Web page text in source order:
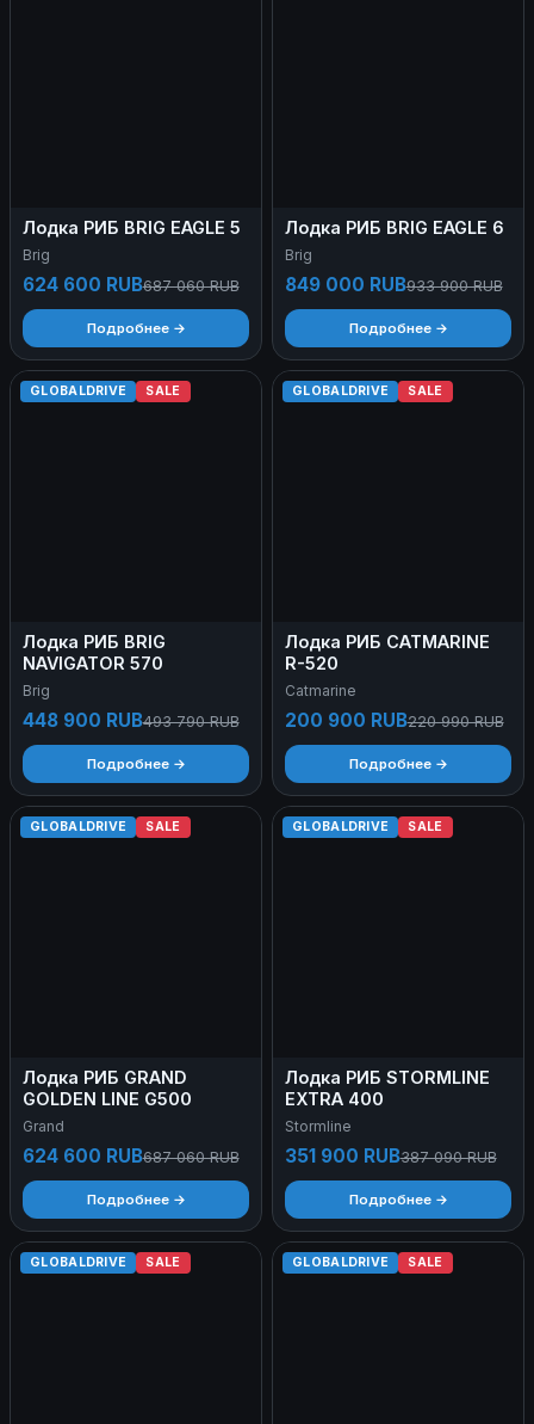
Лодка РИБ BRIG EAGLE 5
Brig
624 600 RUB687 060 RUB
Подробнее →
Лодка РИБ BRIG EAGLE 6
Brig
849 000 RUB933 900 RUB
Подробнее →
GLOBALDRIVE SALE
Лодка РИБ BRIG
NAVIGATOR 570
Brig
448 900 RUB493 790 RUB
Подробнее →
GLOBALDRIVE SALE
Лодка РИБ CATMARINE
R-520
Catmarine
200 900 RUB220 990 RUB
Подробнее →
GLOBALDRIVE SALE
Лодка РИБ GRAND
GOLDEN LINE G500
Grand
624 600 RUB687 060 RUB
Подробнее →
GLOBALDRIVE SALE
Лодка РИБ STORMLINE
EXTRA 400
Stormline
351 900 RUB387 090 RUB
Подробнее →
GLOBALDRIVE SALE GLOBALDRIVE SALE